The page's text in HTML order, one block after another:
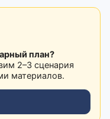
план?
2–3 сценария
материалов.